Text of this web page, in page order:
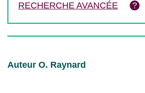
RECHERCHE AVANCÉE
Auteur O. Raynard